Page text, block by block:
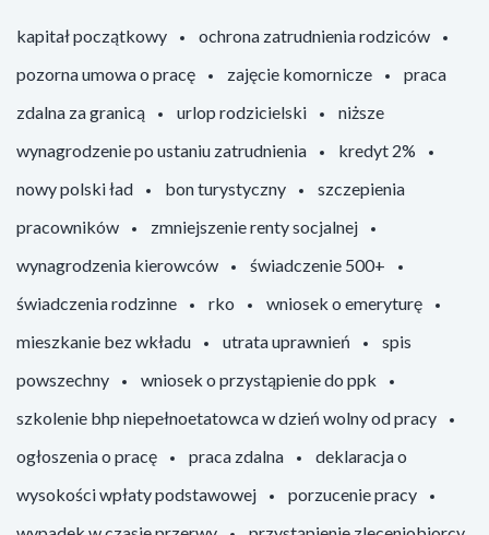
kapitał początkowy
ochrona zatrudnienia rodziców
pozorna umowa o pracę
zajęcie komornicze
praca
zdalna za granicą
urlop rodzicielski
niższe
wynagrodzenie po ustaniu zatrudnienia
kredyt 2%
nowy polski ład
bon turystyczny
szczepienia
pracowników
zmniejszenie renty socjalnej
wynagrodzenia kierowców
świadczenie 500+
świadczenia rodzinne
rko
wniosek o emeryturę
mieszkanie bez wkładu
utrata uprawnień
spis
powszechny
wniosek o przystąpienie do ppk
szkolenie bhp niepełnoetatowca w dzień wolny od pracy
ogłoszenia o pracę
praca zdalna
deklaracja o
wysokości wpłaty podstawowej
porzucenie pracy